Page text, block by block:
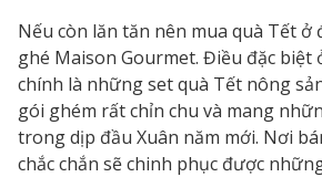
Nếu còn lăn tăn nên mua quà Tết ở
ghé Maison Gourmet. Điều đặc biệt
chính là những set quà Tết nông
gói ghém rất chỉn chu và mang
trong dịp đầu Xuân năm mới. Nơi
chắc chắn sẽ chinh phục được